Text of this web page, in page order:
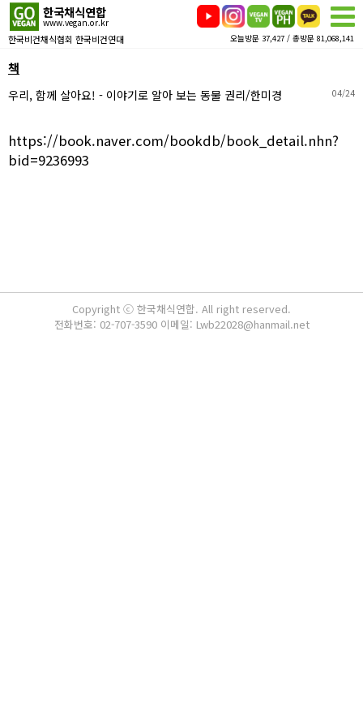
한국채식연합
www.vegan.or.kr
한국비건채식협회 한국비건연대 오늘방문 37,427 / 총방문 81,068,141
책
우리, 함께 살아요! - 이야기로 알아 보는 동물 권리/한미경 04/24
https://book.naver.com/bookdb/book_detail.nhn?
bid=9236993
Copyright ⓒ 한국채식연합. All right reserved.
전화번호: 02-707-3590 이메일: Lwb22028@hanmail.net